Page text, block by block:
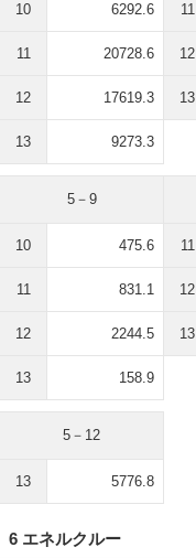
10 6292.6
11 20728.6
12 17619.3
13 9273.3
11
12
13
5－9
10 475.6
11 831.1
12 2244.5
13 158.9
11
12
13
5－12
13 5776.8
6 エネルクルー